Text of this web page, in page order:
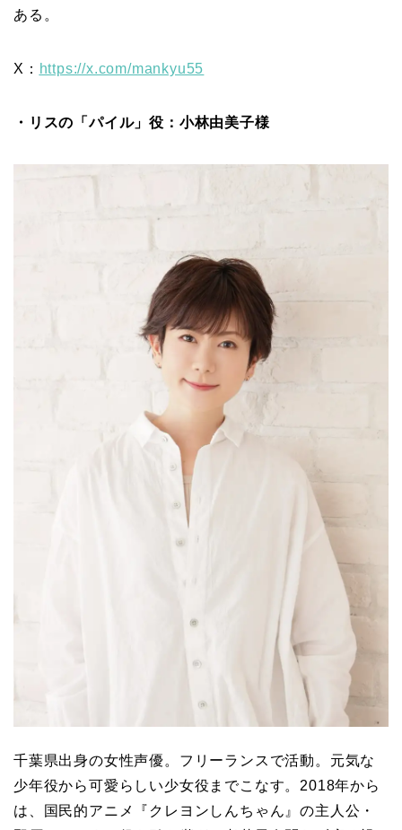
ある。
X： https://x.com/mankyu55
・リスの「パイル」役：小林由美子様
千葉県出身の女性声優。フリーランスで活動。元気な
少年役から可愛らしい少女役までこなす。2018年から
は、国民的アニメ『クレヨンしんちゃん』の主人公・